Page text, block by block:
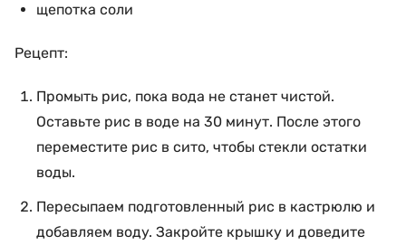
щепотка соли
Рецепт:
Промыть рис, пока вода не станет чистой.
Оставьте рис в воде на 30 минут. После этого
переместите рис в сито, чтобы стекли остатки
воды.
Пересыпаем подготовленный рис в кастрюлю и
добавляем воду. Закройте крышку и доведите